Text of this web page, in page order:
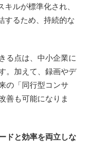
キルが標準化され、
するため、持続的な
る点は、中小企業に
。加えて、録画やデ
の「同行型コンサ
善も可能になりま
ドと効率を両立しな